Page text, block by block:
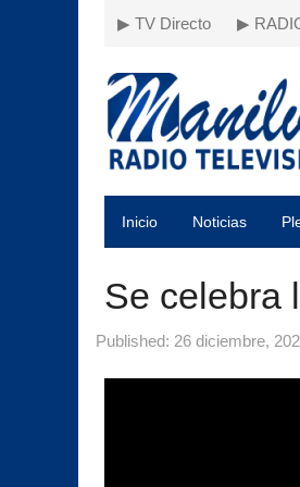
▶ TV Directo ▶
Inicio Noticias
Se celebra
Published: 26 diciembre,